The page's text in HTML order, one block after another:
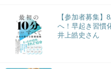
【参加者募集
へ！早起き習慣
井上皓史さん